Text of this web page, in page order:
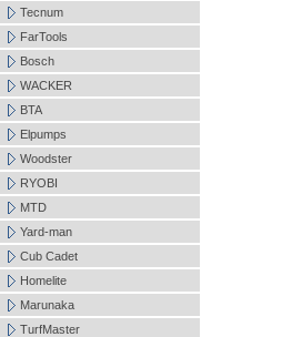
Tecnum
FarTools
Bosch
WACKER
BTA
Elpumps
Woodster
RYOBI
MTD
Yard-man
Cub Cadet
Homelite
Marunaka
TurfMaster